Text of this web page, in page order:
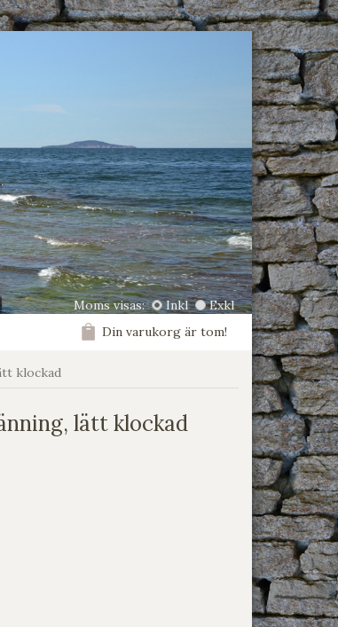
Moms visas: Inkl
Exkl
Din varukorg är tom!
klockad
lätt klockad